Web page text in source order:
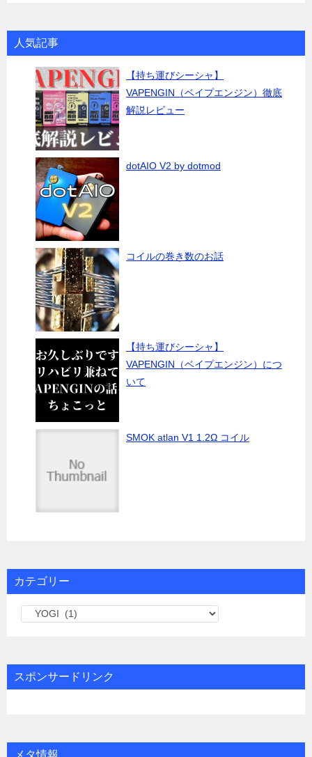
人気記事
【持ち運びシーシャ】
VAPENGIN（ベイプエンジン）徹底
解説レビュー
dotAIO V2 by dotmod
コイルの巻き数のお話
【持ち運びシーシャ】
VAPENGIN（ベイプエンジン）につ
いて
SMOK atlan V1 1.2Ω コイル
カテゴリー
リ
ー
スポンサードリンク